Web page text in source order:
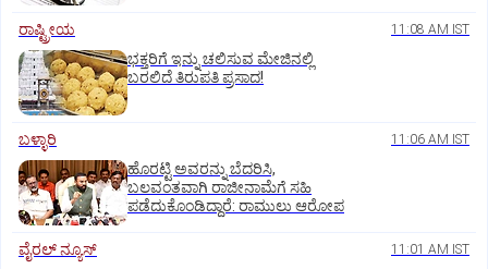
ರಾಷ್ಟ್ರೀಯ 11:08 AM IST
ಭಕ್ತರಿಗೆ ಇನ್ನು ಚಲಿಸುವ ಮೇಜಿನಲ್ಲಿ
ಬರಲಿದೆ ತಿರುಪತಿ ಪ್ರಸಾದ!
ಬಳ್ಳಾರಿ 11:06 AM IST
ಹೊರಟ್ಟಿ ಅವರನ್ನು ಬೆದರಿಸಿ,
ಬಲವಂತವಾಗಿ ರಾಜೀನಾಮೆಗೆ ಸಹಿ
ಪಡೆದುಕೊಂಡಿದ್ದಾರೆ: ರಾಮುಲು ಆರೋಪ
ವೈರಲ್ ನ್ಯೂಸ್ 11:01 AM IST